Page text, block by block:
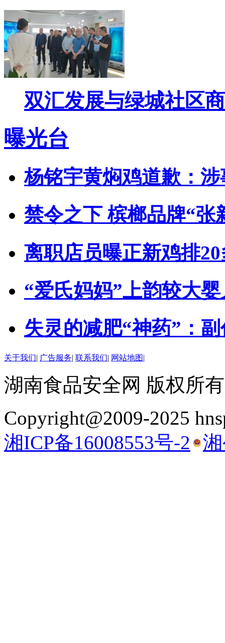
双汇发展与绿城社区
曝光台
杨铭宇黄焖鸡道歉：
禁令之下 槟榔品牌“张
离职店员曝正新鸡排
“爱氏妈妈”上韵较大
失灵的减肥“神药”：
关于我们| 广告服务| 联系我们| 网站地图|
湖南食品安全网 版权所
Copyright@2009-2025
湘ICP备16008553号-2